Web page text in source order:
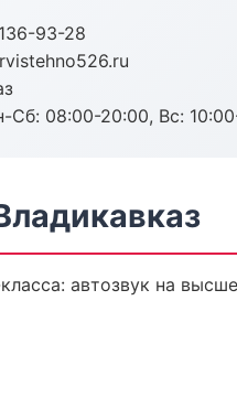
93-28
Сб: 08:00-20:00, Вс:
автозвук на